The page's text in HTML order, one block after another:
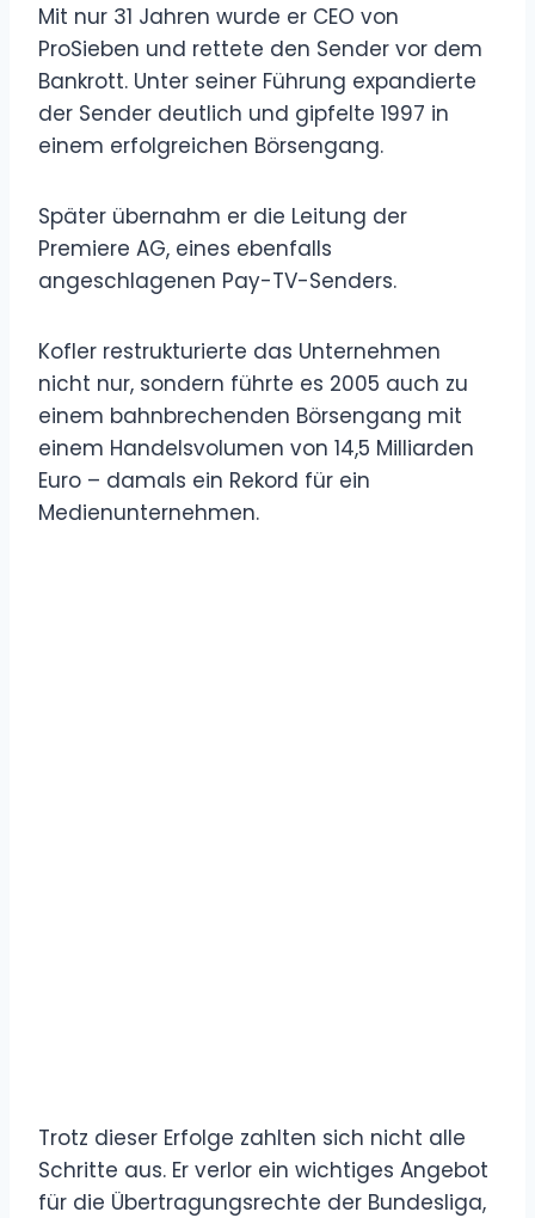
Mit nur 31 Jahren wurde er CEO von
ProSieben und rettete den Sender vor dem
Bankrott. Unter seiner Führung expandierte
der Sender deutlich und gipfelte 1997 in
einem erfolgreichen Börsengang.
Später übernahm er die Leitung der
Premiere AG, eines ebenfalls
angeschlagenen Pay-TV-Senders.
Kofler restrukturierte das Unternehmen
nicht nur, sondern führte es 2005 auch zu
einem bahnbrechenden Börsengang mit
einem Handelsvolumen von 14,5 Milliarden
Euro – damals ein Rekord für ein
Medienunternehmen.
Trotz dieser Erfolge zahlten sich nicht alle
Schritte aus. Er verlor ein wichtiges Angebot
für die Übertragungsrechte der Bundesliga,